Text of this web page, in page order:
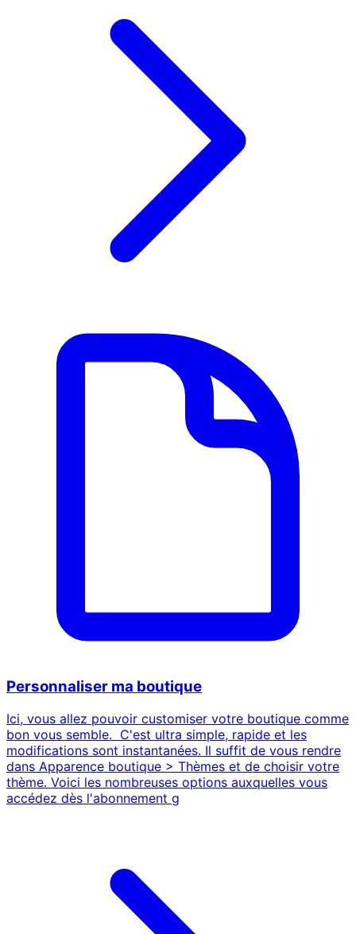
Personnaliser ma boutique
Ici, vous allez pouvoir customiser votre boutique comme
bon vous semble. C'est ultra simple, rapide et les
modifications sont instantanées. Il suffit de vous rendre
dans Apparence boutique > Thèmes et de choisir votre
thème. Voici les nombreuses options auxquelles vous
accédez dès l'abonnement g